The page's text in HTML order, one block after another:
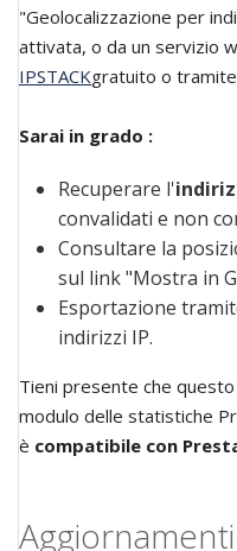
"Geolocalizzazione per
attivata, o da un servizio
IPSTACKgratuito o
Sarai in grado :
Recuperare l'
convalidati e non
Consultare la
sul link "Mostra in
Esportazione
indirizzi IP.
Tieni presente che
modulo delle statistiche
è compatibile con
Aggiornamenti